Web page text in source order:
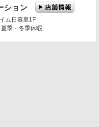
ション
ム日暮里1F
季・冬季休暇